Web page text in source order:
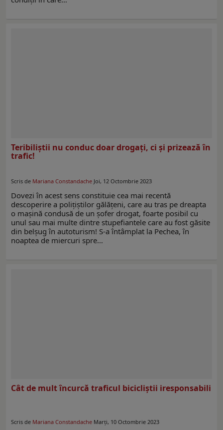
Teribiliștii nu conduc doar drogați, ci și prizează în
trafic!
Scris de Mariana Constandache Joi, 12 Octombrie 2023
Dovezi în acest sens constituie cea mai recentă
descoperire a polițiștilor gălățeni, care au tras pe dreapta
o mașină condusă de un șofer drogat, foarte posibil cu
unul sau mai multe dintre stupefiantele care au fost găsite
din belșug în autoturism! S-a întâmplat la Pechea, în
noaptea de miercuri spre…
Cât de mult încurcă traficul bicicliștii iresponsabili
Scris de Mariana Constandache Marți, 10 Octombrie 2023